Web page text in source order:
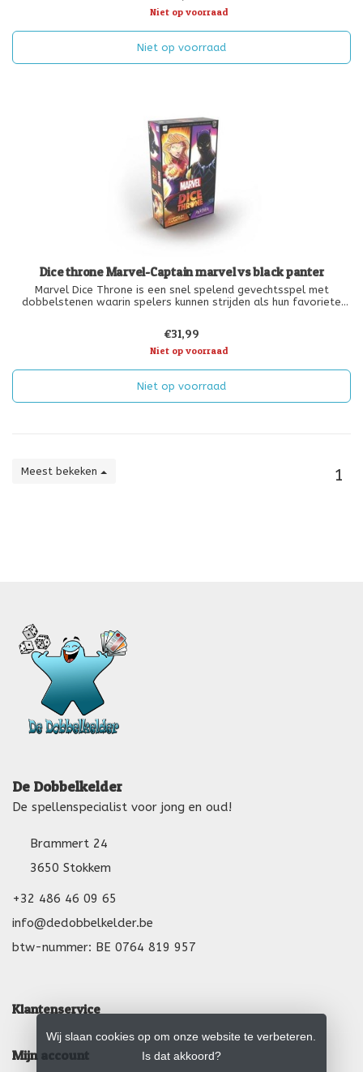
Niet op voorraad
Niet op voorraad
Dice throne Marvel-Captain marvel vs black panter
Marvel Dice Throne is een snel spelend gevechtsspel met
dobbelstenen waarin spelers kunnen strijden als hun favoriete
plaatst Marvel Dice Thr
€31,99
Niet op voorraad
Niet op voorraad
Meest bekeken 1
De Dobbelkelder
De spellenspecialist voor jong en oud!
Brammert 24
3650 Stokkem
+32 486 46 09 65
info@dedobbelkelder.be
btw-nummer: BE 0764 819 957
Klantenservice
Mijn account
Wij slaan cookies op om onze website te verbeteren.
Is dat akkoord?